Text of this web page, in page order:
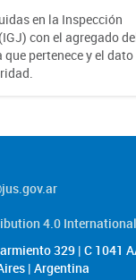
en la Inspección
con el agregado
pertenece y el dato
4.0
329 | C 1041
| Argentina